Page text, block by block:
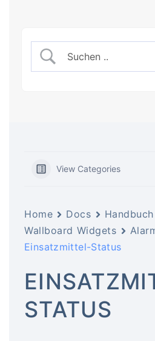
View Categories
Home Docs Handbuch
Wallboard Widgets
Einsatzmittel-Status
STATUS